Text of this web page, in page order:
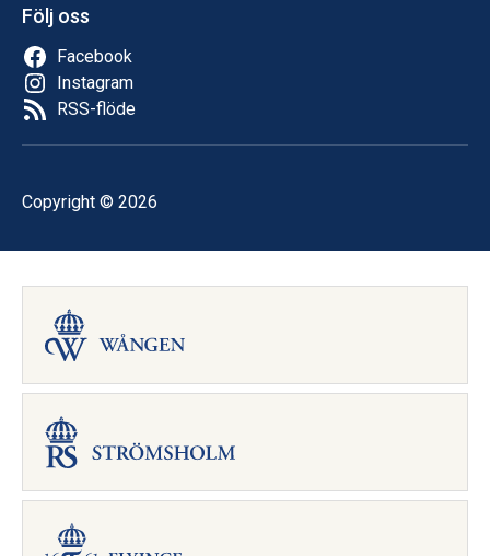
Följ oss
Facebook
Instagram
RSS-flöde
Copyright © 2026